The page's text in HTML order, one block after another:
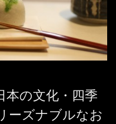
本の文化・四季
ーズナブルなお